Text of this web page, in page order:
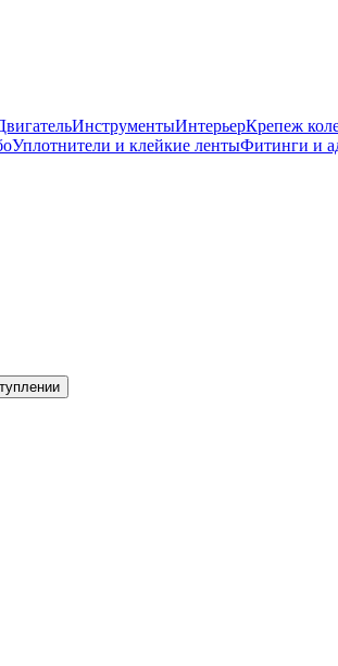
ИнструментыИнтерьерКрепеж
Уплотнители и клейкие лентыФитинги и